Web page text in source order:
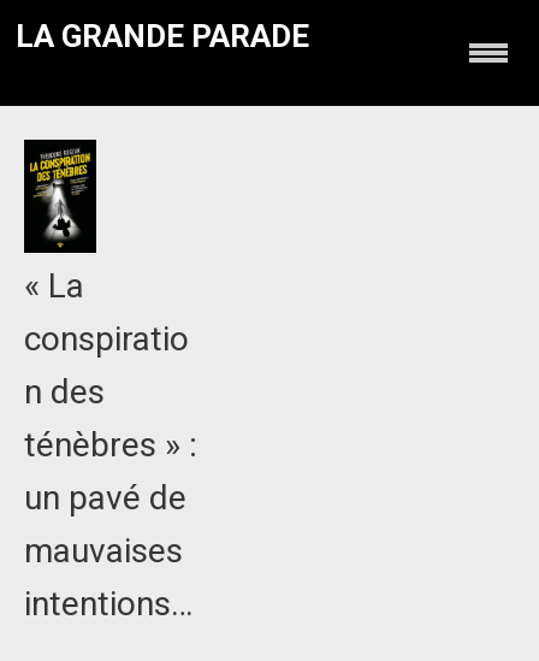
LA GRANDE PARADE
« La
conspiratio
n des
ténèbres » :
un pavé de
mauvaises
intentions…